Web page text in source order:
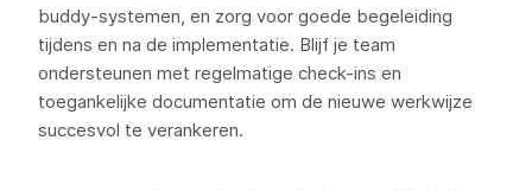
buddy-systemen, en zorg voor goede begeleiding
tijdens en na de implementatie. Blijf je team
ondersteunen met regelmatige check-ins en
toegankelijke documentatie om de nieuwe werkwijze
succesvol te verankeren.